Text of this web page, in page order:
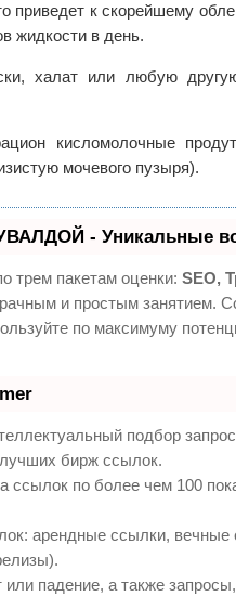
приведет к скорейшему
жидкости в день.
халат или любую
кисломолочные
мочевого пузыря).
- Уникальные
трем пакетам оценки: SEO,
и простым занятием.
по максимуму
подбор
бирж ссылок.
ссылок по более чем 100
арендные ссылки, вечные
падение, а также